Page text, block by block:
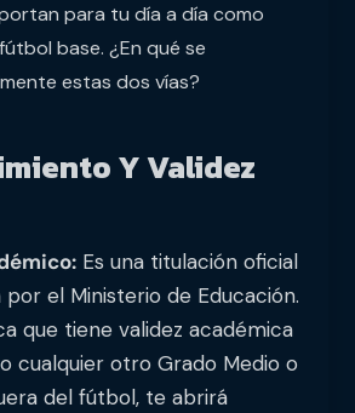
para tu día a día como
base. ¿En qué se
estas dos vías?
Y Validez
Es una titulación oficial
el Ministerio de Educación.
que tiene validez académica
cualquier otro Grado Medio o
del fútbol, te abrirá